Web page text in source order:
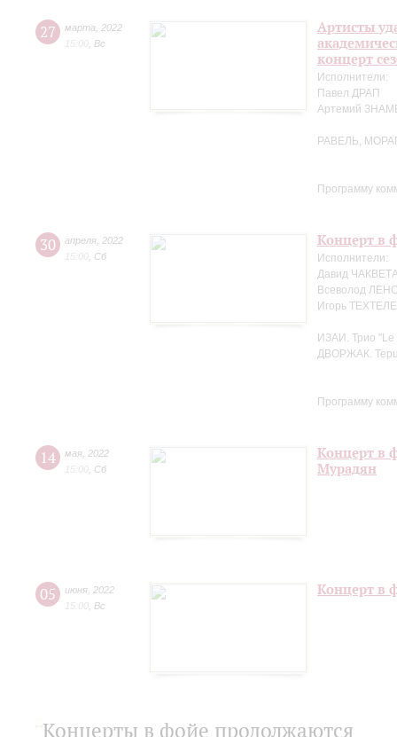
27 марта
2022
15:00 Вс
Артисты
концерт
Исполнители:
Павел ДРАП
Артемий
РАВЕЛЬ,
Программу
30 апреля 2022
15:00 Сб
Концерт в
Исполнители:
Давид
Всеволод
Игорь
ИЗАИ. Трио "Le
ДВОРЖАК.
Программу
14 мая 2022
15:00 Сб
Концерт в
Мурадян
05 июня 2022
15:00 Вс
Концерт в
Концерты в фойе продолжаются